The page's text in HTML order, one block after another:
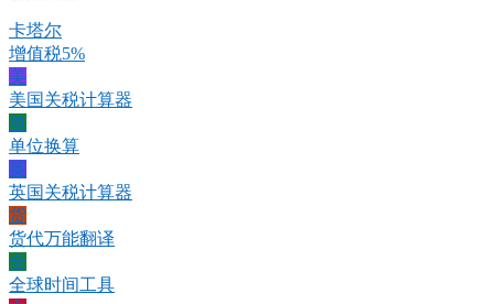
卡塔尔
增值税5%
美
美国关税计算器
单
单位换算
英
英国关税计算器
货
货代万能翻译
全
全球时间工具